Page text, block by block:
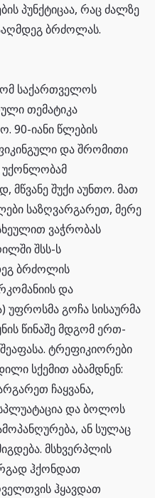
პუნქტიცაა, რაც ძალზე
ბრძოლას.
საქართველოს
თემატიკა
90-იანი წლების
და შრომითი
უქონლობამ
შუქი აუნთო. მათ
საზღვარგარეთ, მერე
ვაჭრობას
შსს-ს
ბრძოლის
და
უფროსმა გოჩა სისაურმა
წინაშე მდგომ ერთ-
ტრეფიკიორები
სქემით აბამდნენ:
ჩაყვანა,
და ბოლოს
ან სულაც
მსხვერპლის
ჰქონდათ
ჰყავდათ